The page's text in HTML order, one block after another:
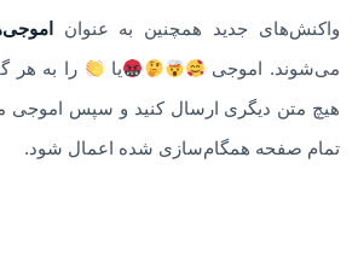
واکنش‌های جدید همچنین به عنوان
می‌شوند. اموجی
یا
را به هر
هیچ متن دیگری ارسال کنید و سپس اموجی
تمام صفحه همگام‌سازی شده اعمال شود.